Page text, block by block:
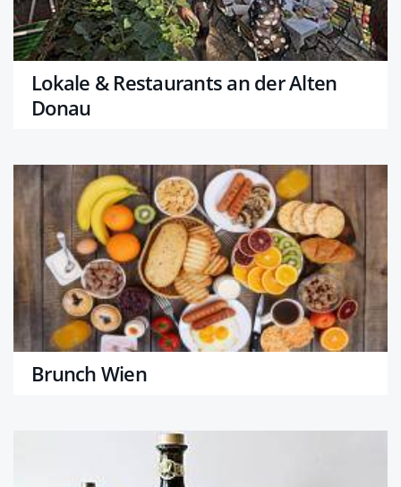
Lokale & Restaurants an der Alten
Donau
Brunch Wien